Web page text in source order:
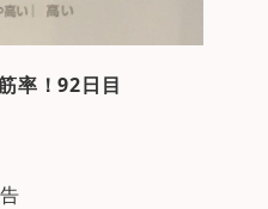
率！92日目